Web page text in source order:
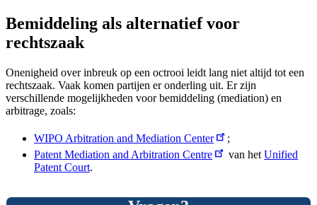
Bemiddeling als alternatief voor
rechtszaak
Onenigheid over inbreuk op een octrooi leidt lang niet altijd tot een
rechtszaak. Vaak komen partijen er onderling uit. Er zijn
verschillende mogelijkheden voor bemiddeling (mediation) en
arbitrage, zoals:
WIPO Arbitration and Mediation Center
;
Patent Mediation and Arbitration Centre
van hetUnified
Patent Court.